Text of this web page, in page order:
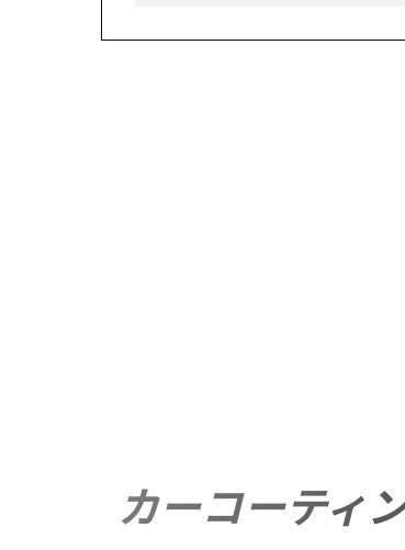
カーコーティ